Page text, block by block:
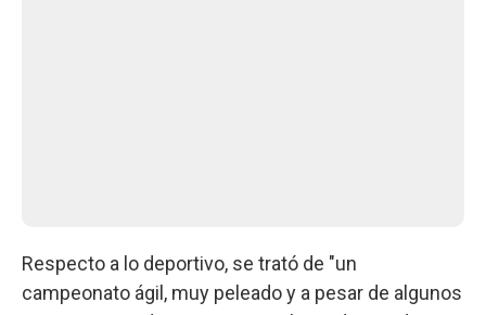
Respecto a lo deportivo, se trató de "un
campeonato ágil, muy peleado y a pesar de algunos